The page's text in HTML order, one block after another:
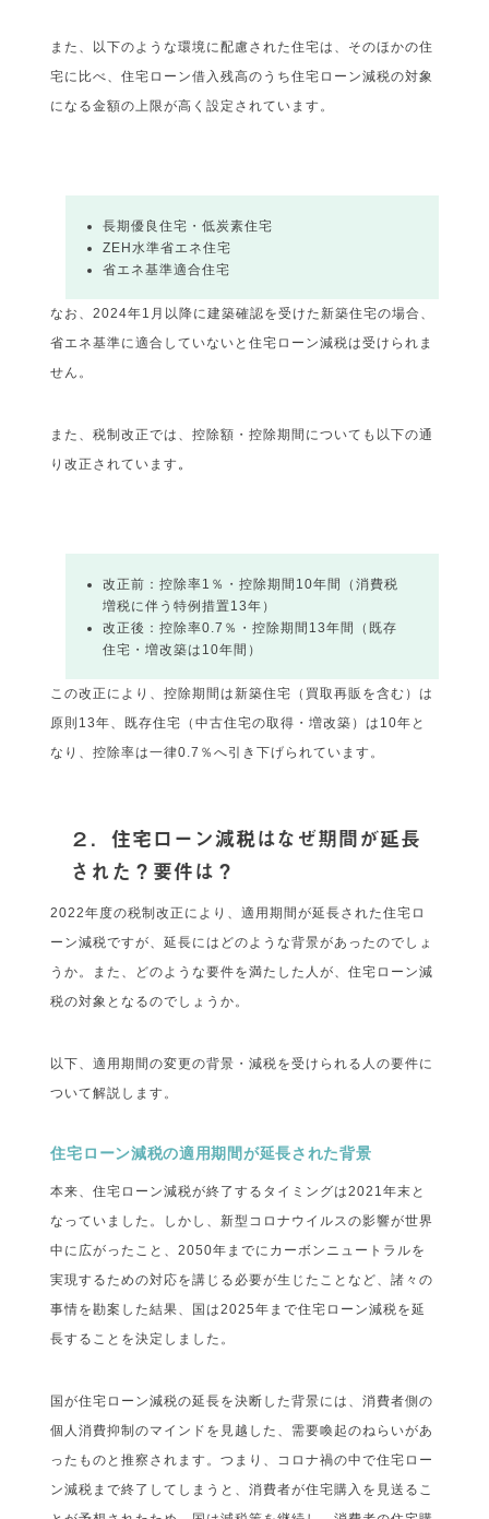
また、以下のような環境に配慮された住宅は、そのほかの住
宅に比べ、住宅ローン借入残高のうち住宅ローン減税の対象
になる金額の上限が高く設定されています。
長期優良住宅・低炭素住宅
ZEH水準省エネ住宅
省エネ基準適合住宅
なお、2024年1月以降に建築確認を受けた新築住宅の場合、
省エネ基準に適合していないと住宅ローン減税は受けられま
せん。
また、税制改正では、控除額・控除期間についても以下の通
り改正されています。
改正前：控除率1％・控除期間10年間（消費税
増税に伴う特例措置13年）
改正後：控除率0.7％・控除期間13年間（既存
住宅・増改築は10年間）
この改正により、控除期間は新築住宅（買取再販を含む）は
原則13年、既存住宅（中古住宅の取得・増改築）は10年と
なり、控除率は一律0.7％へ引き下げられています。
２．住宅ローン減税はなぜ期間が延長
された？要件は？
2022年度の税制改正により、適用期間が延長された住宅ロ
ーン減税ですが、延長にはどのような背景があったのでしょ
うか。また、どのような要件を満たした人が、住宅ローン減
税の対象となるのでしょうか。
以下、適用期間の変更の背景・減税を受けられる人の要件に
ついて解説します。
住宅ローン減税の適用期間が延長された背景
本来、住宅ローン減税が終了するタイミングは2021年末と
なっていました。しかし、新型コロナウイルスの影響が世界
中に広がったこと、2050年までにカーボンニュートラルを
実現するための対応を講じる必要が生じたことなど、諸々の
事情を勘案した結果、国は2025年まで住宅ローン減税を延
長することを決定しました。
国が住宅ローン減税の延長を決断した背景には、消費者側の
個人消費抑制のマインドを見越した、需要喚起のねらいがあ
ったものと推察されます。つまり、コロナ禍の中で住宅ロー
ン減税まで終了してしまうと、消費者が住宅購入を見送るこ